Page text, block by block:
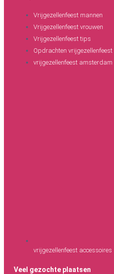
Vrijgezellenfeest mannen
Vrijgezellenfeest vrouwen
Vrijgezellenfeest tips
Opdrachten vrijgezellenfeest
vrijgezellenfeest amsterdam
vrijgezellenfeest accessoires
Veel gezochte plaatsen